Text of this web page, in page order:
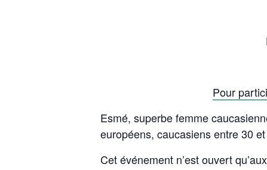
Pour
Esmé, superbe femme
européens, caucasiens entre 30
Cet événement n’est ouvert